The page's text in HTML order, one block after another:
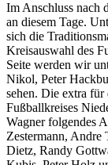
Im Anschluss nach
an diesem Tage.
sich die
Kreisauswahl des
Seite werden wir
Nikol, Peter
sehen. Die extra
Fußballkreises
Wagner folgendes
Zestermann, Andre
Dietz, Randy